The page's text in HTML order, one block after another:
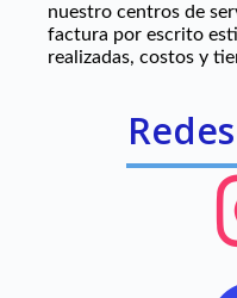
nuestro centros de
factura por escrito
realizadas, costos y